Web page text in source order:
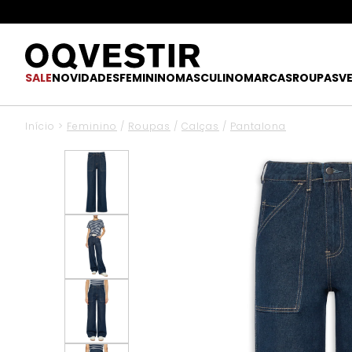
SALENOVIDADESFEMININOMASCULINOMARCASROUPAS
Início > Feminino / Roupas / Calças / Pantalona